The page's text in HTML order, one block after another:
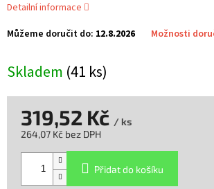
Skladem (41 ks)
Můžeme doručit do: 12.8.2026 Možnosti
Detailní informace
319,52 Kč / ks
264,07 Kč bez DPH
Přidat do košíku